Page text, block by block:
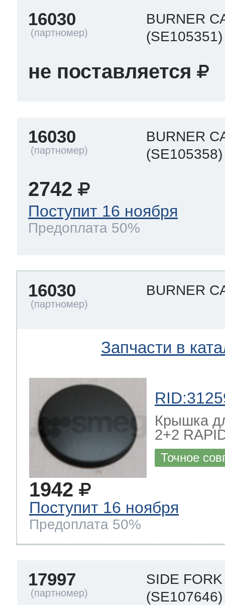
16030
BURNER
(SE105351)
не поставляется
16030
BURNER
(SE105358)
2742
Поступит 16 ноября
Предоплата 50%
16030 BURNER
Запчасти в
Крышка
2+2
Точное
1942
Поступит 16 ноября
Предоплата 50%
17997
SIDE FORK
(SE107646)